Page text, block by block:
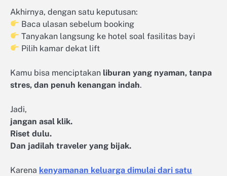
Akhirnya, dengan satu keputusan:
Baca ulasan sebelum booking
Tanyakan langsung ke hotel soal fasilitas bayi
Pilih kamar dekat lift
Kamu bisa menciptakan liburan yang nyaman, tanpa
stres, dan penuh kenangan indah.
Jadi,
jangan asal klik.
Riset dulu.
Dan jadilah traveler yang bijak.
Karena kenyamanan keluarga dimulai dari satu